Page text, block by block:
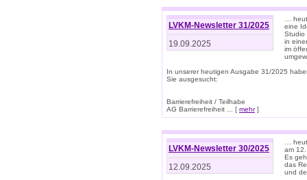
LVKM-Newsletter 31/2025
19.09.2025
…
eine
Studio
in
im
In unserer heutigen Ausgabe 31/2025
Sie ausgesucht:
Barrierefreiheit / Teilhabe
AG Barrierefreiheit ... [ mehr]
LVKM-Newsletter 30/2025
12.09.2025
…
am
Es
das
und